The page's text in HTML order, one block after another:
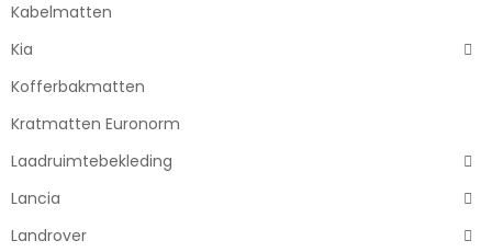
Kabelmatten
Kia
Kofferbakmatten
Kratmatten Euronorm
Laadruimtebekleding
Lancia
Landrover